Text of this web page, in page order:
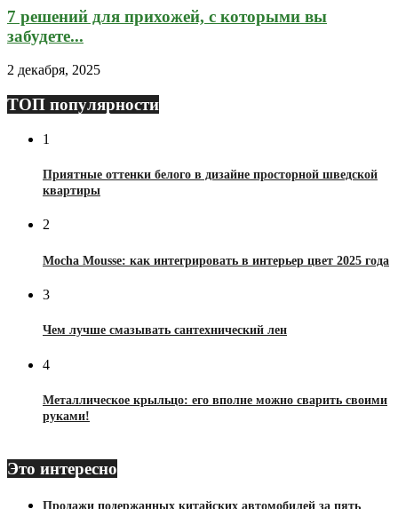
7 решений для прихожей, с которыми вы
забудете...
2 декабря, 2025
ТОП популярности
1
Приятные оттенки белого в дизайне просторной шведской
квартиры
2
Mocha Mousse: как интегрировать в интерьер цвет 2025 года
3
Чем лучше смазывать сантехнический лен
4
Металлическое крыльцо: его вполне можно сварить своими
руками!
Это интересно
Продажи подержанных китайских автомобилей за пять